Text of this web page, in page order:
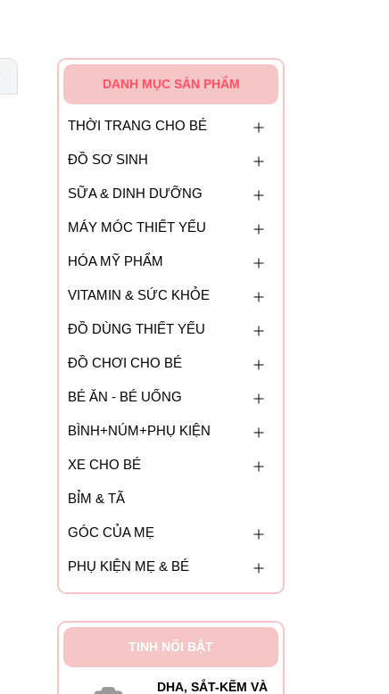
DANH MỤC SẢN PHẨM
THỜI TRANG CHO BÉ
ĐỒ SƠ SINH
SỮA & DINH DƯỠNG
MÁY MÓC THIẾT YẾU
HÓA MỸ PHẨM
VITAMIN & SỨC KHỎE
ĐỒ DÙNG THIẾT YẾU
ĐỒ CHƠI CHO BÉ
BÉ ĂN - BÉ UỐNG
BÌNH+NÚM+PHỤ KIỆN
XE CHO BÉ
BỈM & TÃ
GÓC CỦA MẸ
PHỤ KIỆN MẸ & BÉ
TINH NỔI BẬT
DHA, SẮT-KẼM VÀ